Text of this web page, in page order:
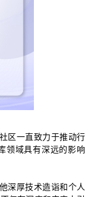
区一直致力于推动行
领域具有深远的影响
深厚技术造诣和个人